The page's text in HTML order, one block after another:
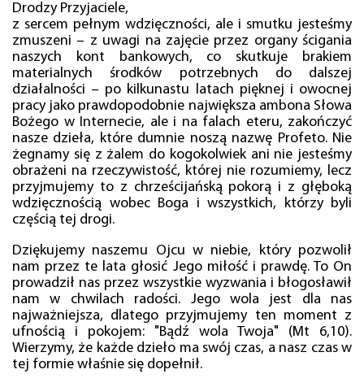
Drodzy Przyjaciele,
z sercem pełnym wdzięczności, ale i smutku jesteśmy
zmuszeni – z uwagi na zajęcie przez organy ścigania
naszych kont bankowych, co skutkuje brakiem
materialnych środków potrzebnych do dalszej
działalności – po kilkunastu latach pięknej i owocnej
pracy jako prawdopodobnie największa ambona Słowa
Bożego w Internecie, ale i na falach eteru, zakończyć
nasze dzieła, które dumnie noszą nazwę Profeto. Nie
żegnamy się z żalem do kogokolwiek ani nie jesteśmy
obrażeni na rzeczywistość, której nie rozumiemy, lecz
przyjmujemy to z chrześcijańską pokorą i z głęboką
wdzięcznością wobec Boga i wszystkich, którzy byli
częścią tej drogi.
Dziękujemy naszemu Ojcu w niebie, który pozwolił
nam przez te lata głosić Jego miłość i prawdę. To On
prowadził nas przez wszystkie wyzwania i błogosławił
nam w chwilach radości. Jego wola jest dla nas
najważniejsza, dlatego przyjmujemy ten moment z
ufnością i pokojem: "Bądź wola Twoja" (Mt 6,10).
Wierzymy, że każde dzieło ma swój czas, a nasz czas w
tej formie właśnie się dopełnił.